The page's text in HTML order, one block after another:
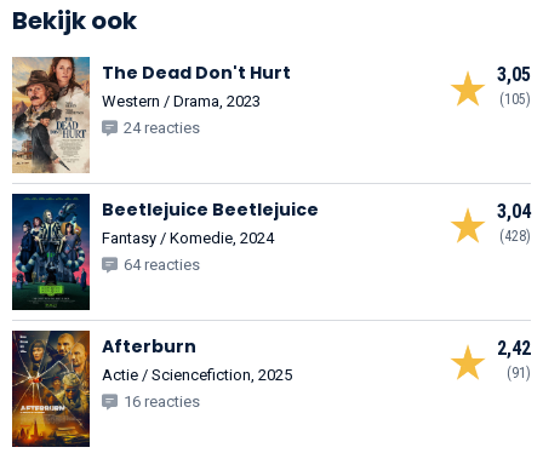
Bekijk ook
3,05
(105)
The Dead Don't Hurt
Western / Drama, 2023
24 reacties
3,04
(428)
Beetlejuice Beetlejuice
Fantasy / Komedie, 2024
64 reacties
2,42
(91)
Afterburn
Actie / Sciencefiction, 2025
16 reacties